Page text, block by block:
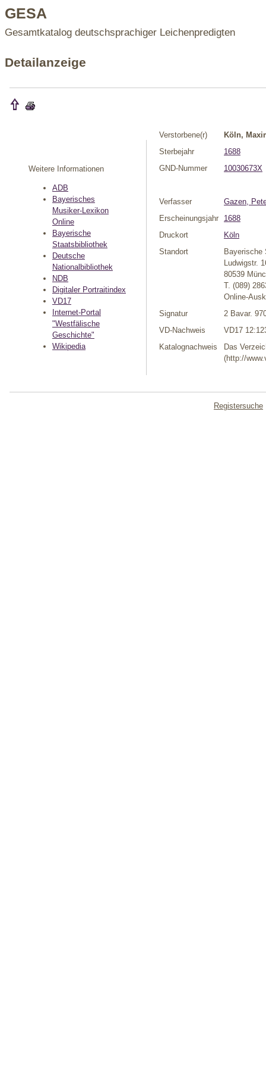
GESA
Gesamtkatalog deutschsprachiger Leichenpredigten
Detailanzeige
Weitere Informationen
ADB
Bayerisches
Musiker-Lexikon
Online
Bayerische
Staatsbibliothek
Deutsche
Nationalbibliothek
NDB
Digitaler Portraitindex
VD17
Internet-Portal
"Westfälische
Geschichte"
Wikipedia
Verstorbene(r)
Köln,
Sterbejahr
1688
GND-Nummer
10030673X
Verfasser
Gazen,
Erscheinungsjahr
1688
Druckort
Köln
Standort
Bayerische
Ludwigstr.
80539
T. (089)
Online-
Signatur
2 Bavar.
VD-Nachweis
VD17
Katalognachweis
Das
(http://
Registersuche